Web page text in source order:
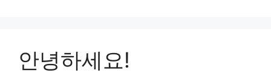
안녕하세요!